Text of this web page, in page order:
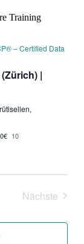
|
– Certified Data
10
Nächste